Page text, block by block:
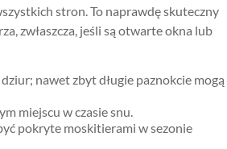
stron. To naprawdę skuteczny
zwłaszcza, jeśli są otwarte okna lub
nawet zbyt długie paznokcie mogą
miejscu w czasie snu.
pokryte moskitierami w sezonie